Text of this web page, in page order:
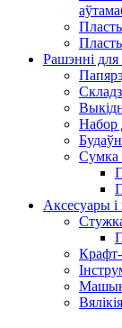
Рашэнні для
Набор
Сумка
Аксесуары